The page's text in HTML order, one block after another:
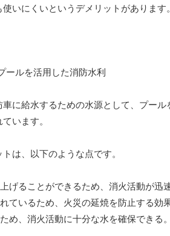
いにくいというデメリットがあります。
車に給水するための水源として、プー
います。
は、以下のような点です。
げることができるため、消火活動が迅
ているため、火災の延焼を防止する効
め、消火活動に十分な水を確保できる。